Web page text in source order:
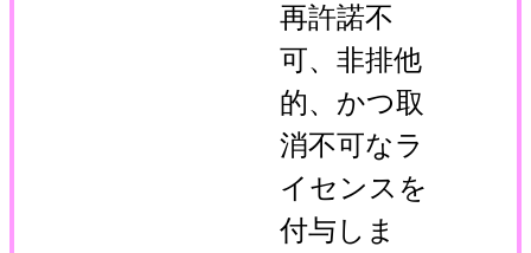
再許諾不
可、非排他
的、かつ取
消不可なラ
イセンスを
付与しま